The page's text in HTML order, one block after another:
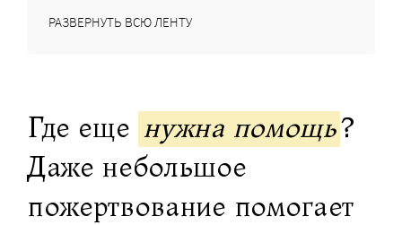
РАЗВЕРНУТЬ ВСЮ ЛЕНТУ
Где еще нужна помощь?
Даже небольшое
пожертвование помогает